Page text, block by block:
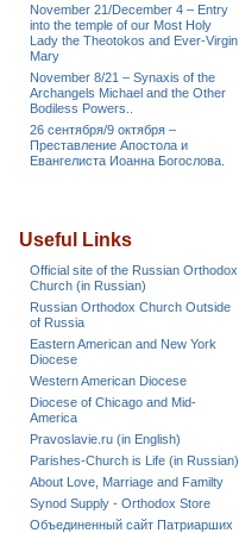
November 21/December 4 – Entry
into the temple of our Most Holy
Lady the Theotokos and Ever-Virgin
Mary
November 8/21 – Synaxis of the
Archangels Michael and the Other
Bodiless Powers..
26 сентября/9 октября –
Преставление Апостола и
Евангелиста Иоанна Богослова.
Useful Links
Official site of the Russian Orthodox
Church (in Russian)
Russian Orthodox Church Outside
of Russia
Eastern American and New York
Diocese
Western American Diocese
Diocese of Chicago and Mid-
America
Pravoslavie.ru (in English)
Parishes-Church is Life (in Russian)
About Love, Marriage and Familty
Synod Supply - Orthodox Store
Объединенный сайт Патриарших